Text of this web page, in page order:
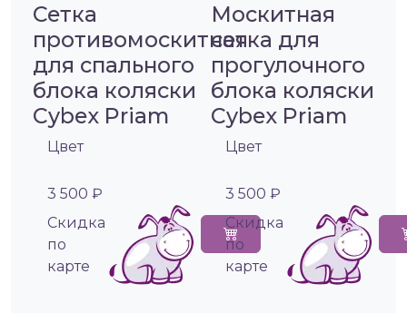
Сетка
противомоскитная
для спального
блока коляски
Cybex Priam
Цвет
3 500 ₽
Cкидка
по
карте
Москитная
сетка для
прогулочного
блока коляски
Cybex Priam
Цвет
3 500 ₽
Cкидка
по
карте